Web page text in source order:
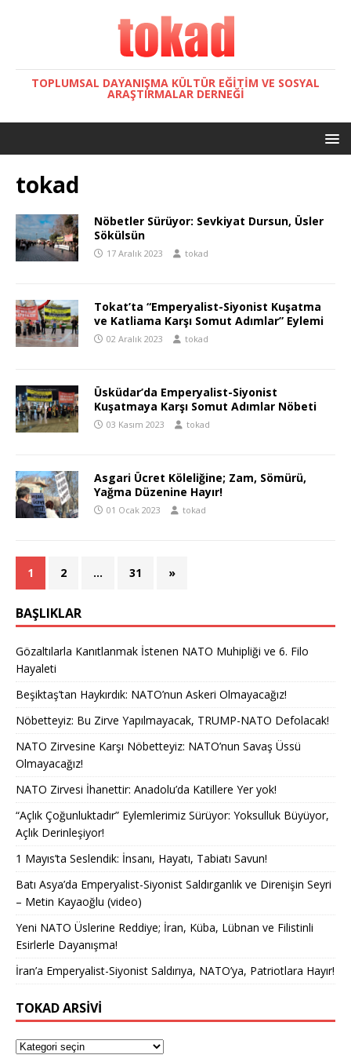
TOPLUMSAL DAYANIŞMA KÜLTÜR EĞITIM VE SOSYAL
ARAŞTIRMALAR DERNEĞI
tokad
Nöbetler Sürüyor: Sevkiyat Dursun, Üsler
Sökülsün
17 Aralık 2023 tokad
Tokat’ta “Emperyalist-Siyonist Kuşatma
ve Katliama Karşı Somut Adımlar” Eylemi
02 Aralık 2023 tokad
Üsküdar’da Emperyalist-Siyonist
Kuşatmaya Karşı Somut Adımlar Nöbeti
03 Kasım 2023 tokad
Asgari Ücret Köleliğine; Zam, Sömürü,
Yağma Düzenine Hayır!
01 Ocak 2023 tokad
1 2 … 31 »
BAŞLIKLAR
Gözaltılarla Kanıtlanmak İstenen NATO Muhipliği ve 6. Filo
Hayaleti
Beşiktaş’tan Haykırdık: NATO’nun Askeri Olmayacağız!
Nöbetteyiz: Bu Zirve Yapılmayacak, TRUMP-NATO Defolacak!
NATO Zirvesine Karşı Nöbetteyiz: NATO’nun Savaş Üssü
Olmayacağız!
NATO Zirvesi İhanettir: Anadolu’da Katillere Yer yok!
“Açlık Çoğunluktadır” Eylemlerimiz Sürüyor: Yoksulluk Büyüyor,
Açlık Derinleşiyor!
1 Mayıs’ta Seslendik: İnsanı, Hayatı, Tabiatı Savun!
Batı Asya’da Emperyalist-Siyonist Saldırganlık ve Direnişin Seyri
– Metin Kayaoğlu (video)
Yeni NATO Üslerine Reddiye; İran, Küba, Lübnan ve Filistinli
Esirlerle Dayanışma!
İran’a Emperyalist-Siyonist Saldırıya, NATO’ya, Patriotlara Hayır!
TOKAD ARSIVI